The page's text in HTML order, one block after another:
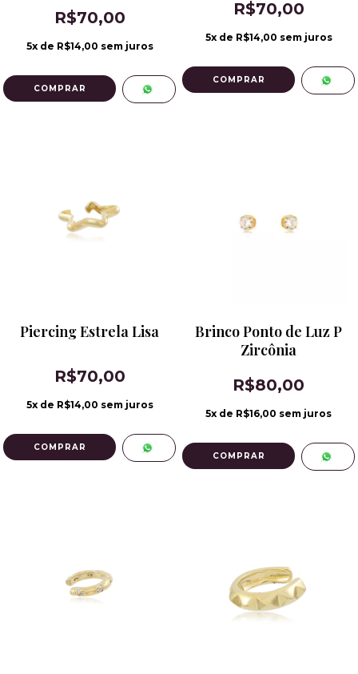
R$70,00
5x de R$14,00 sem juros
R$70,00
5x de R$14,00 sem juros
Piercing Estrela Lisa
R$70,00
5x de R$14,00 sem juros
Brinco Ponto de Luz P
Zircônia
R$80,00
5x de R$16,00 sem juros